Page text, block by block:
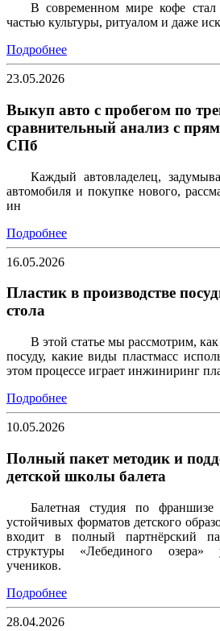
В современном мире кофе
частью культуры, ритуалом и даже
Подробнее
23.05.2026
Выкуп авто с пробегом по
сравнительный анализ с
СПб
Каждый автовладелец,
автомобиля и покупке нового,
ин
Подробнее
16.05.2026
Пластик в производстве
стола
В этой статье мы рассмотрим,
посуду, какие виды пластмасс
этом процессе играет инжиниринг
Подробнее
10.05.2026
Полный пакет методик и
детской школы балета
Балетная студия по
устойчивых форматов детского
входит в полный партнёрский
структуры «Лебединого озера»
учеников.
Подробнее
28.04.2026